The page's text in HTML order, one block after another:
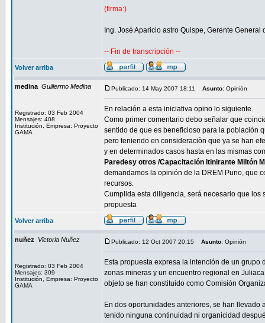
(firma:)
Ing. José Aparicio astro Quispe, Gerente General
-- Fin de transcripción --
Volver arriba
medina Guillermo Medina
Registrado: 03 Feb 2004
Mensajes: 408
Institución, Empresa: Proyecto
GAMA
Publicado: 14 May 2007 18:11 Asunto: Opinión
En relación a esta iniciativa opino lo siguiente.
Como primer comentario debo señalar que
sentido de que es beneficioso para la población
pero teniendo en consideraciòn que ya se han
y en determinados casos hasta en las mismas
Paredesy otros /Capacitación itinirante Miltón
demandamos la opinión de la DREM Puno, que
recursos.
Cumplida esta diligencia, será necesario que
propuesta
Volver arriba
nuñez Victoria Nuñez
Registrado: 03 Feb 2004
Mensajes: 309
Institución, Empresa: Proyecto
GAMA
Publicado: 12 Oct 2007 20:15 Asunto: Opinión
Esta propuesta expresa la intención de un
zonas mineras y un encuentro regional en
objeto se han constituido como Comisión
En dos oportunidades anteriores, se han
tenido ninguna continuidad ni organicidad